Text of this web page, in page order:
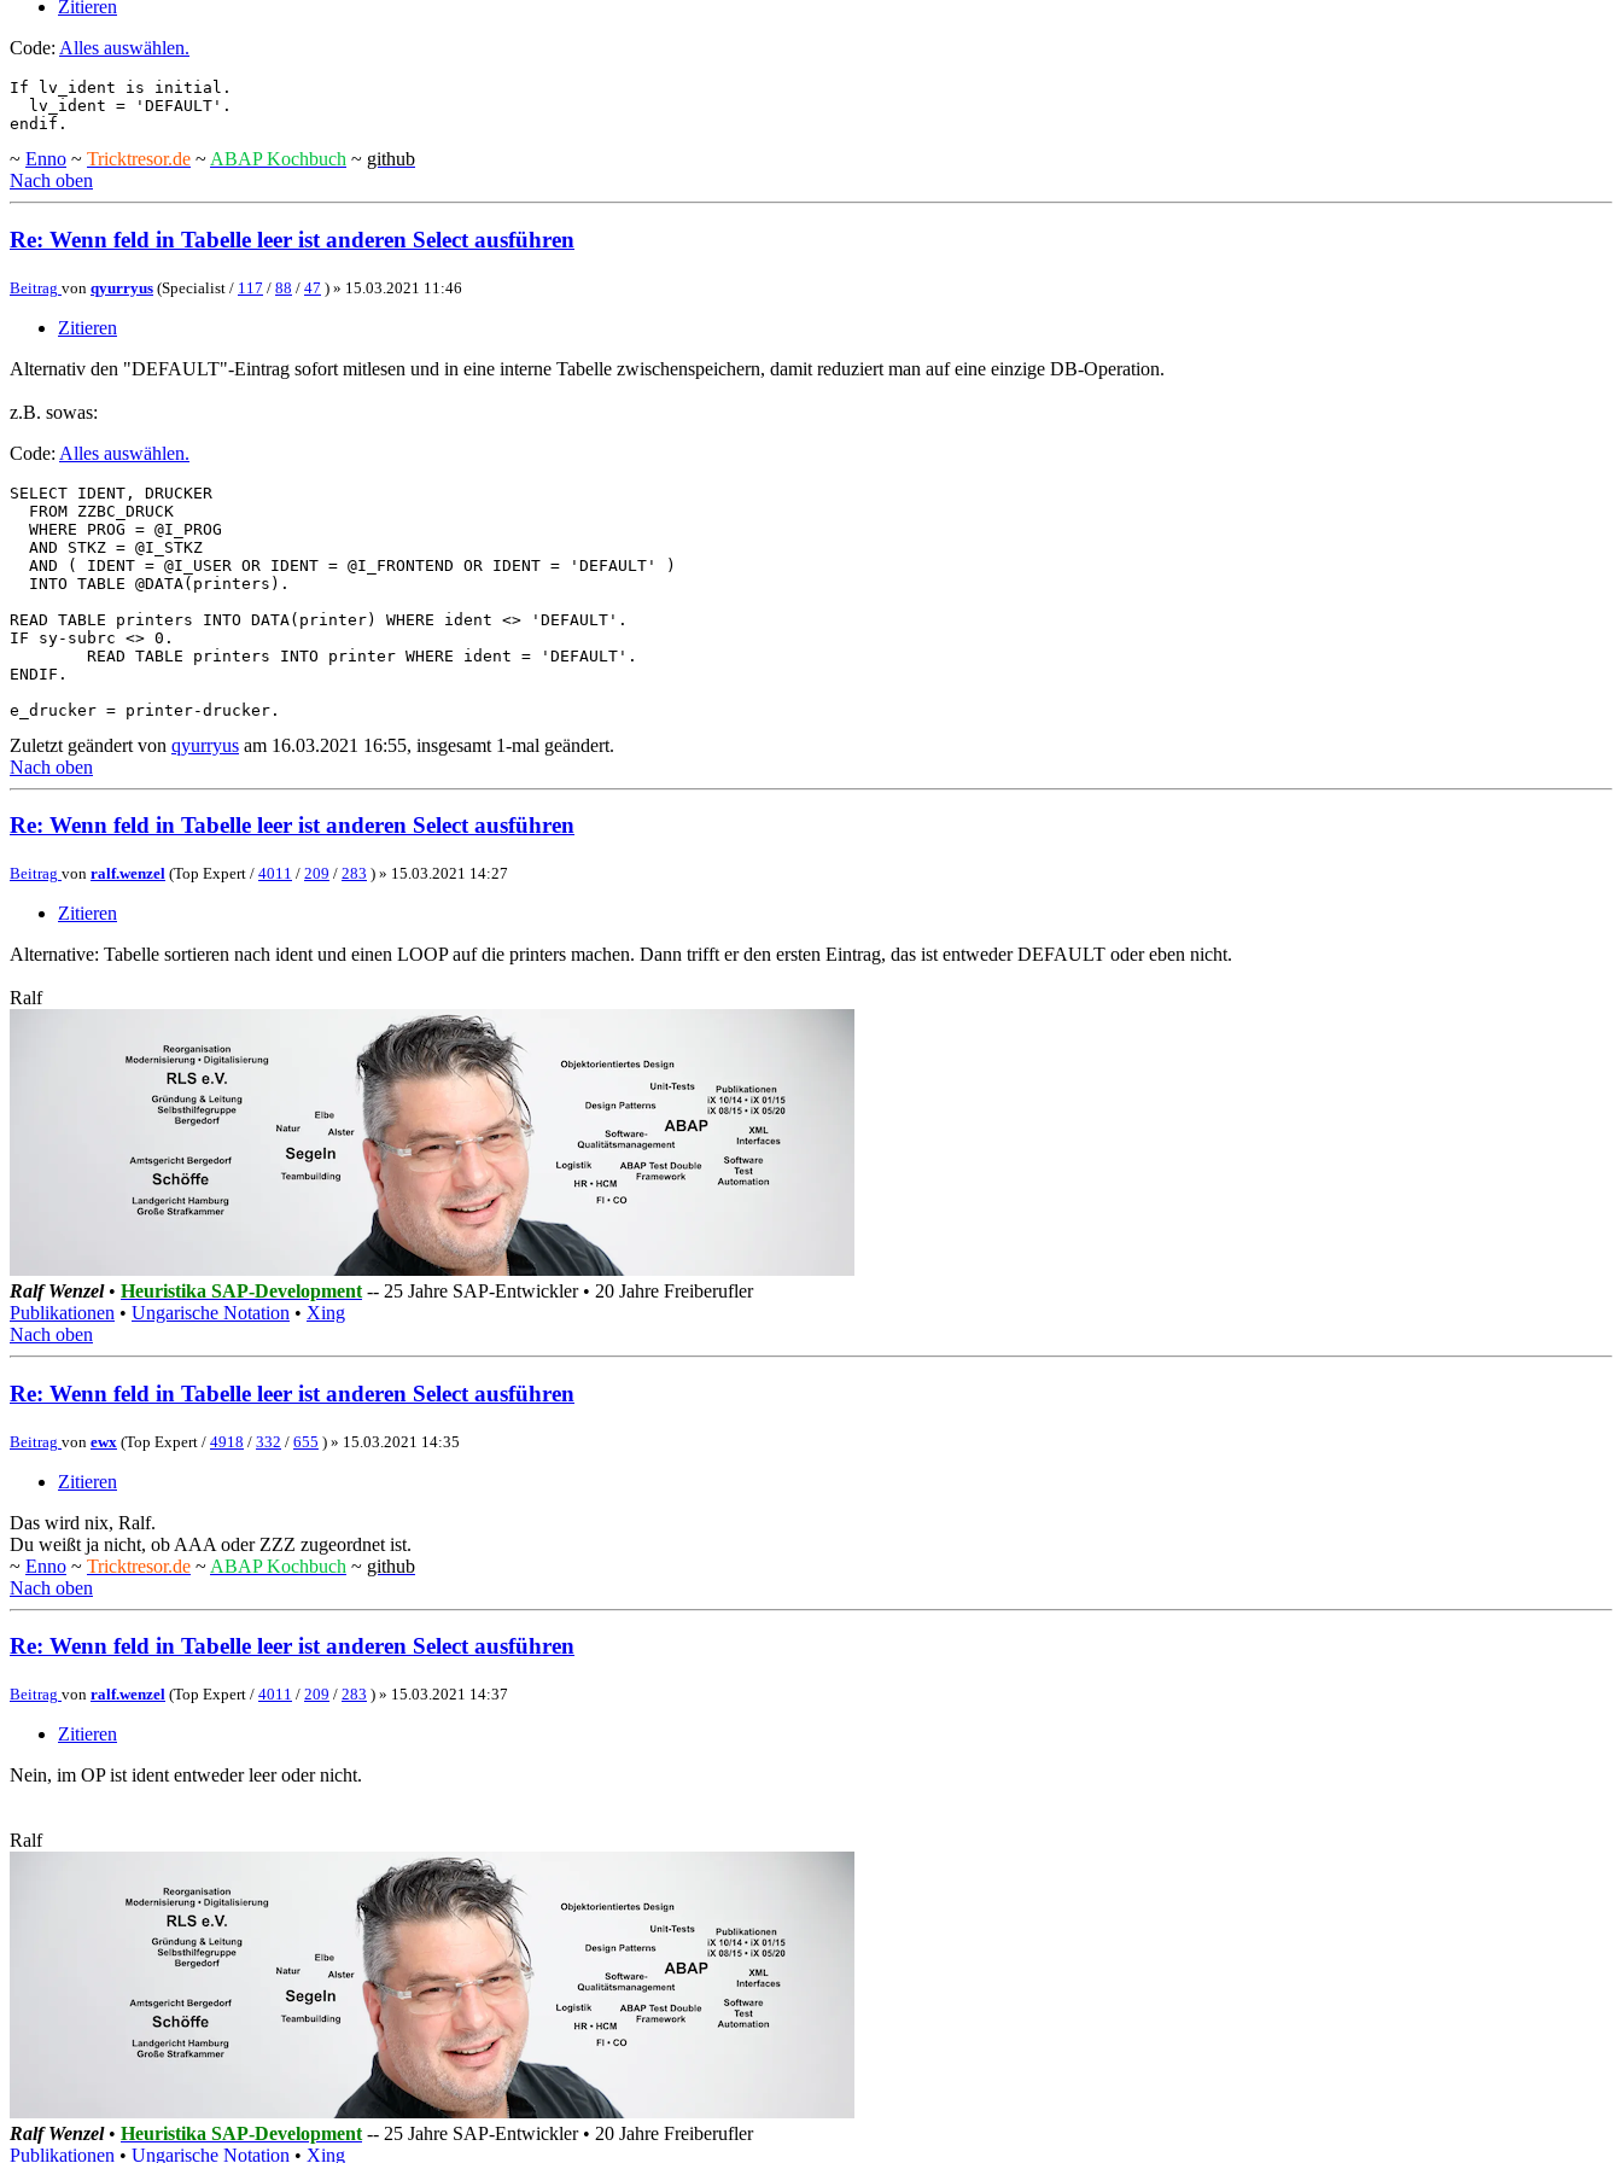
Zitieren
Code: Alles auswählen.
If lv_ident is initial.
  lv_ident = 'DEFAULT'.
endif.
~ Enno ~ Tricktresor.de ~ ABAP Kochbuch ~ github
Nach oben
Re: Wenn feld in Tabelle leer ist anderen Select ausführen
Beitrag von qyurryus (Specialist / 117 / 88 / 47 ) » 15.03.2021 11:46
Zitieren
Alternativ den "DEFAULT"-Eintrag sofort mitlesen und in eine interne Tabelle zwischenspeichern, damit reduziert man auf eine einzige DB-Operation.
z.B. sowas:
Code: Alles auswählen.
SELECT IDENT, DRUCKER
  FROM ZZBC_DRUCK
  WHERE PROG = @I_PROG
  AND STKZ = @I_STKZ
  AND ( IDENT = @I_USER OR IDENT = @I_FRONTEND OR IDENT = 'DEFAULT' )
  INTO TABLE @DATA(printers).
READ TABLE printers INTO DATA(printer) WHERE ident <> 'DEFAULT'.
IF sy-subrc <> 0.
ENDIF.
Zuletzt geändert von qyurryus am 16.03.2021 16:55, insgesamt 1-mal geändert.
Nach oben
Re: Wenn feld in Tabelle leer ist anderen Select ausführen
Beitrag von ralf.wenzel (Top Expert / 4011 / 209 / 283 ) » 15.03.2021 14:27
Zitieren
Alternative: Tabelle sortieren nach ident und einen LOOP auf die printers machen. Dann trifft er den ersten Eintrag, das ist entweder DEFAULT oder eben nicht.
Ralf
Ralf Wenzel• Heuristika SAP-Development -- 25 Jahre SAP-Entwickler • 20 Jahre Freiberufler
Publikationen • Ungarische Notation • Xing
Nach oben
Re: Wenn feld in Tabelle leer ist anderen Select ausführen
Beitrag von ewx (Top Expert / 4918 / 332 / 655 ) » 15.03.2021 14:35
Zitieren
Das wird nix, Ralf.
Du weißt ja nicht, ob AAA oder ZZZ zugeordnet ist.
~ Enno ~ Tricktresor.de ~ ABAP Kochbuch ~ github
Nach oben
Re: Wenn feld in Tabelle leer ist anderen Select ausführen
Beitrag von ralf.wenzel (Top Expert / 4011 / 209 / 283 ) » 15.03.2021 14:37
Zitieren
Nein, im OP ist ident entweder leer oder nicht.
Ralf
Ralf Wenzel• Heuristika SAP-Development -- 25 Jahre SAP-Entwickler • 20 Jahre Freiberufler
Publikationen • Ungarische Notation • Xing